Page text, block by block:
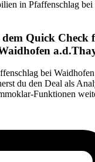
in Pfaffenschlag bei
dem Quick Check
bei
du den Deal als
Funktionen